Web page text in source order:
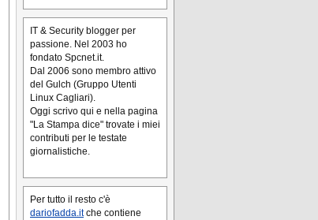
IT & Security blogger per
passione. Nel 2003 ho
fondato Spcnet.it.
Dal 2006 sono membro attivo
del Gulch (Gruppo Utenti
Linux Cagliari).
Oggi scrivo qui e nella pagina
"La Stampa dice" trovate i miei
contributi per le testate
giornalistiche.
Per tutto il resto c'è
dariofadda.itche contiene